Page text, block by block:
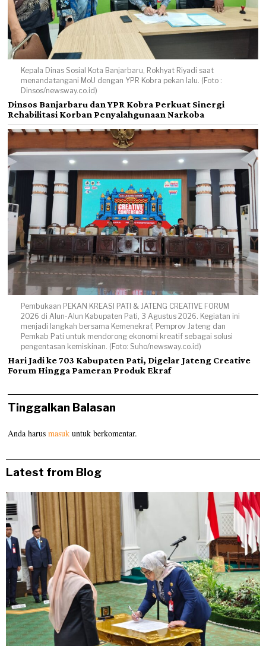
Kepala Dinas Sosial Kota Banjarbaru, Rokhyat Riyadi saat
menandatangani MoU dengan YPR Kobra pekan lalu. (Foto :
Dinsos/newsway.co.id)
Dinsos Banjarbaru dan YPR Kobra Perkuat Sinergi
Rehabilitasi Korban Penyalahgunaan Narkoba
Pembukaan PEKAN KREASI PATI & JATENG CREATIVE FORUM
2026 di Alun-Alun Kabupaten Pati, 3 Agustus 2026. Kegiatan ini
menjadi langkah bersama Kemenekraf, Pemprov Jateng dan
Pemkab Pati untuk mendorong ekonomi kreatif sebagai solusi
pengentasan kemiskinan. (Foto: Suho/newsway.co.id)
Hari Jadi ke 703 Kabupaten Pati, Digelar Jateng Creative
Forum Hingga Pameran Produk Ekraf
Tinggalkan Balasan
Anda harusmasuk untuk berkomentar.
Latest from Blog